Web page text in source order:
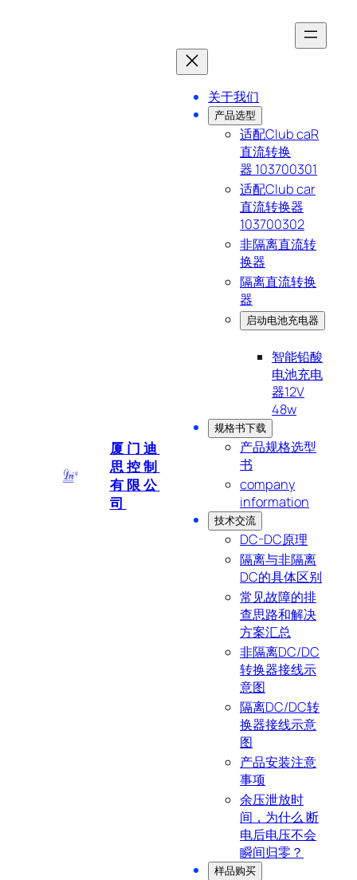
厦门迪
思控制
有限公
司
关于我们
产品选型
适配Club caR
直流转换
器 103700301
适配Club car
直流转换器
103700302
非隔离直流转
换器
隔离直流转换
器
启动电池充电器
智能铅酸
电池充电
器12V
48w
规格书下载
产品规格选型
书
company
information
技术交流
DC-DC原理
隔离与非隔离
DC的具体区别
常见故障的排
查思路和解决
方案汇总
非隔离DC/DC
转换器接线示
意图
隔离DC/DC转
换器接线示意
图
产品安装注意
事项
余压泄放时
间，为什么 断
电后电压不会
瞬间归零？
样品购买